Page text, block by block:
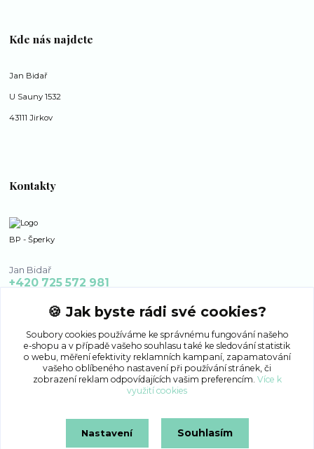
Kde nás najdete
Jan Bidař
U Sauny 1532
43111 Jirkov
Kontakty
BP - Šperky
Jan Bidař
+420 725 572 981
Upravit sběr cookies.
🍪 Jak byste rádi své cookies?
Soubory cookies používáme ke správnému fungování našeho
e-shopu a v případě vašeho souhlasu také ke sledování statistik
o webu, měření efektivity reklamních kampaní, zapamatování
vašeho oblíbeného nastavení při používání stránek, či
zobrazení reklam odpovídajících vašim preferencím. Více k
využití cookies
Nastavení Souhlasím